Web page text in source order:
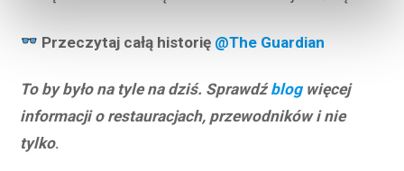
Przeczytaj całą historię @The Guardian
To by było na tyle na dziś. Sprawdźblogwięcej
informacji o restauracjach, przewodników i nie
tylko.